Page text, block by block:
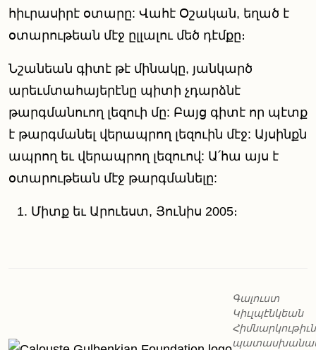
հիւրասիրէ օտարը: Վահէ Օշական, եղած է
օտարութեան մէջ ըլլալու մեծ դէմքը։
Նշանեան գիտէ թէ մինակը, յանկարծ
արեւմտահայերէնը պիտի չդարձնէ
թարգմանուող լեզուի մը: Բայց գիտէ որ պէտք
է թարգմանել վերապրող լեզուին մէջ: Այսինքն
ապրող եւ վերապրող լեզուով: Ա՛հա այս է
օտարութեան մէջ թարգմանելը:
Միտք եւ Արուեստ, Յունիս 2005։
Գալուստ
Կիւլպէնկեան